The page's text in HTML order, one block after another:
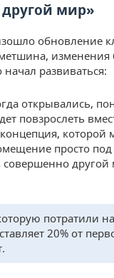
мир»
обновление
развиваться:
открывались,
повзрослеть
которой
просто
совершенно
потратили
20% от